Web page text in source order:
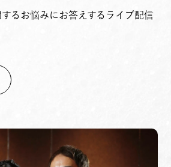
るお悩みにお答えするライブ配信